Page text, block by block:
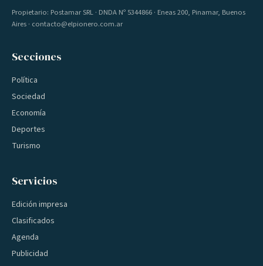
Propietario: Postamar SRL · DNDA Nº 5344866 · Eneas 200, Pinamar, Buenos
Aires · contacto@elpionero.com.ar
Secciones
Política
Sociedad
Economía
Deportes
Turismo
Servicios
Edición impresa
Clasificados
Agenda
Publicidad